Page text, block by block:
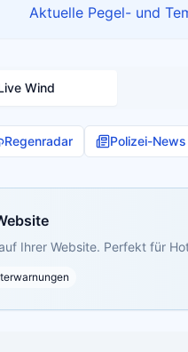
Aktuelle Pegel- und
Wind
Regenradar Polizei-News
Ihrer Website. Perfekt für